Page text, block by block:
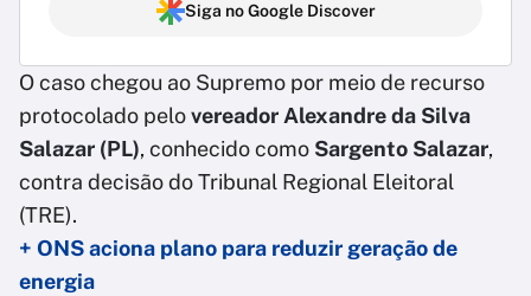
Siga no Google Discover
O caso chegou ao Supremo por meio de recurso
protocolado pelovereador Alexandre da Silva
Salazar (PL), conhecido como Sargento Salazar,
contra decisão do Tribunal Regional Eleitoral
(TRE).
+ ONS aciona plano para reduzir geração de
energia